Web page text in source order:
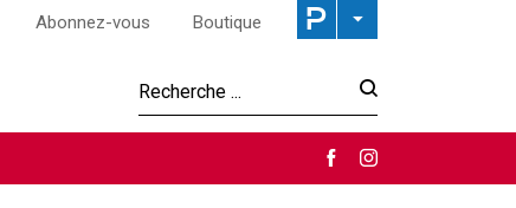
Abonnez-vous Boutique